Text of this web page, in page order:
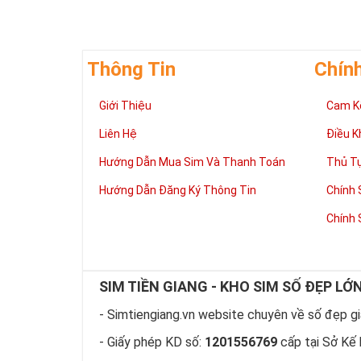
Những người
có đôi có
Phát triển
thuận lợi hơn
tiến hơn
hàng ngày
Sim tứ quý 2
hữu dòng sim
hiện “Đẳng
rồi?
Thông Tin
Giới Thiệu
Liên Hệ
Hướng Dẫn Mua Sim Và Thanh Toán
Hướng Dẫn Đăng Ký Thông Tin
Cam
Điều
Thủ
Chính
Chính
SIM TIỀN GIANG - KHO SIM SỐ ĐẸP
- Simtiengiang.vn website chuyên về số đẹp
- Giấy phép KD số: 1201556769 cấp tại Sở Kế